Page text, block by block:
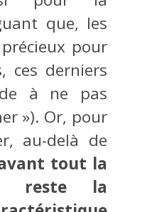
que, les
pour
ces derniers
à ne pas
»). Or, pour
au-delà de
avant tout la
reste la